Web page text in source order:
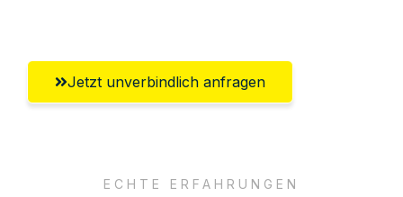
Jetzt unverbindlich anfragen
ECHTE ERFAHRUNGEN